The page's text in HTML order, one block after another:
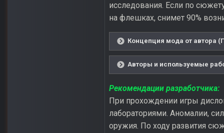
исследования. Если по
на флешках, снимет 90%
Концепция мода от автора
Авторы и используемые
Рекомендации разработчика:
При прохождении игры
лабораториями. Аномалии,
оружия. По ходу развития